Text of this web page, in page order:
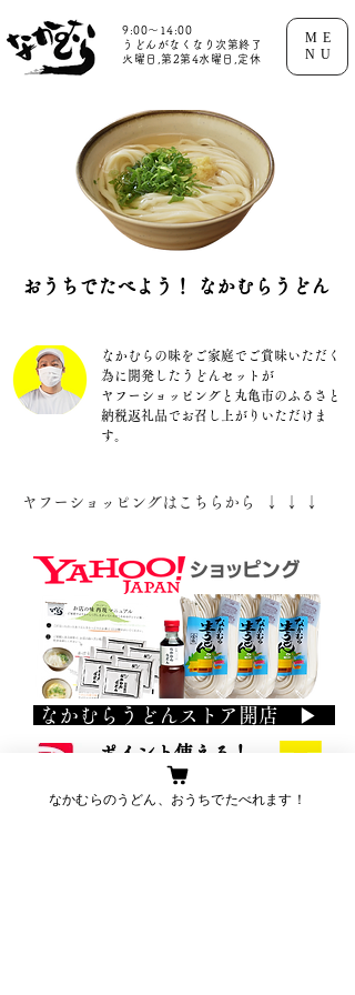
ME
NU
9:00～14:00
うどんがなくなり次第終了
火曜日,第2第4水曜日,定休
​なかむらの味をご家庭でご賞味いただく
為に開発したうどんセットが
ヤフーショッピングと丸亀市のふるさと
納税返礼品でお召し上がりいただけま
す。
ヤフーショッピングはこちらから ↓ ↓ ↓
なかむらうどんストア開店 ▶
​ポイント使える！
​ ポイントたまる！
おうちでたべよう！ なかむらうどん
なかむらのうどん、おうちでたべれます！